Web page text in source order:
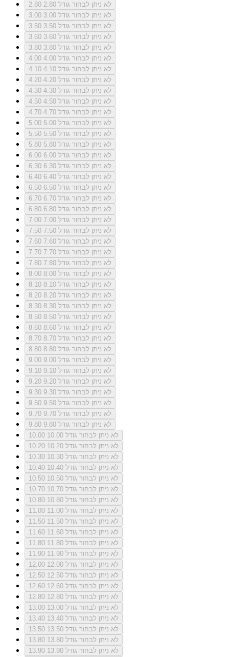
2.80
לא ניתן לבחור גודל 2.80
3.00
לא ניתן לבחור גודל 3.00
3.50
לא ניתן לבחור גודל 3.50
3.60
לא ניתן לבחור גודל 3.60
3.80
לא ניתן לבחור גודל 3.80
4.00
לא ניתן לבחור גודל 4.00
4.10
לא ניתן לבחור גודל 4.10
4.20
לא ניתן לבחור גודל 4.20
4.30
לא ניתן לבחור גודל 4.30
4.50
לא ניתן לבחור גודל 4.50
4.70
לא ניתן לבחור גודל 4.70
5.00
לא ניתן לבחור גודל 5.00
5.50
לא ניתן לבחור גודל 5.50
5.80
לא ניתן לבחור גודל 5.80
6.00
לא ניתן לבחור גודל 6.00
6.30
לא ניתן לבחור גודל 6.30
6.40
לא ניתן לבחור גודל 6.40
6.50
לא ניתן לבחור גודל 6.50
6.70
לא ניתן לבחור גודל 6.70
6.80
לא ניתן לבחור גודל 6.80
7.00
לא ניתן לבחור גודל 7.00
7.50
לא ניתן לבחור גודל 7.50
7.60
לא ניתן לבחור גודל 7.60
7.70
לא ניתן לבחור גודל 7.70
7.80
לא ניתן לבחור גודל 7.80
8.00
לא ניתן לבחור גודל 8.00
8.10
לא ניתן לבחור גודל 8.10
8.20
לא ניתן לבחור גודל 8.20
8.30
לא ניתן לבחור גודל 8.30
8.50
לא ניתן לבחור גודל 8.50
8.60
לא ניתן לבחור גודל 8.60
8.70
לא ניתן לבחור גודל 8.70
8.80
לא ניתן לבחור גודל 8.80
9.00
לא ניתן לבחור גודל 9.00
9.10
לא ניתן לבחור גודל 9.10
9.20
לא ניתן לבחור גודל 9.20
9.30
לא ניתן לבחור גודל 9.30
9.50
לא ניתן לבחור גודל 9.50
9.70
לא ניתן לבחור גודל 9.70
9.80
לא ניתן לבחור גודל 9.80
10.00
לא ניתן לבחור גודל 10.00
10.20
לא ניתן לבחור גודל 10.20
10.30
לא ניתן לבחור גודל 10.30
10.40
לא ניתן לבחור גודל 10.40
10.50
לא ניתן לבחור גודל 10.50
10.70
לא ניתן לבחור גודל 10.70
10.80
לא ניתן לבחור גודל 10.80
11.00
לא ניתן לבחור גודל 11.00
11.50
לא ניתן לבחור גודל 11.50
11.60
לא ניתן לבחור גודל 11.60
11.80
לא ניתן לבחור גודל 11.80
11.90
לא ניתן לבחור גודל 11.90
12.00
לא ניתן לבחור גודל 12.00
12.50
לא ניתן לבחור גודל 12.50
12.60
לא ניתן לבחור גודל 12.60
12.80
לא ניתן לבחור גודל 12.80
13.00
לא ניתן לבחור גודל 13.00
13.40
לא ניתן לבחור גודל 13.40
13.50
לא ניתן לבחור גודל 13.50
13.80
לא ניתן לבחור גודל 13.80
13.90
לא ניתן לבחור גודל 13.90